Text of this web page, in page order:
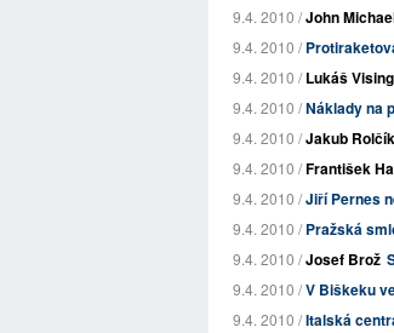
9.4. 2010 /John
9.4. 2010 /
9.4. 2010 /Lukáš
9.4. 2010 /Náklady na
9.4. 2010 /Jakub Rolčík
9.4. 2010 /František
9.4. 2010 /Jiří Pernes
9.4. 2010 /Pražská
9.4. 2010 /Josef Brož
9.4. 2010 /V Biškeku
9.4. 2010 /Italská